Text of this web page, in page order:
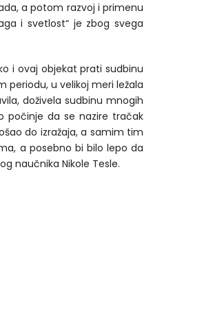
a potom razvoj i primenu
i svetlost“ je zbog svega
i ovaj objekat prati sudbinu
periodu, u velikoj meri ležala
doživela sudbinu mnogih
počinje da se nazire tračak
do izražaja, a samim tim
a posebno bi bilo lepo da
naučnika Nikole Tesle.